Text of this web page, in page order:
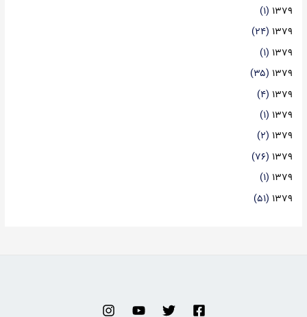
۱۳۷۹ (۱)
۱۳۷۹ (۲۴)
۱۳۷۹ (۱)
۱۳۷۹ (۳۵)
۱۳۷۹ (۴)
۱۳۷۹ (۱)
۱۳۷۹ (۲)
۱۳۷۹ (۷۶)
۱۳۷۹ (۱)
۱۳۷۹ (۵۱)